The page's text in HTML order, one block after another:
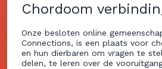
Chordoom
Onze besloten online
Connections, is een plaats voor
en hun dierbaren om vragen te
delen, te leren over de